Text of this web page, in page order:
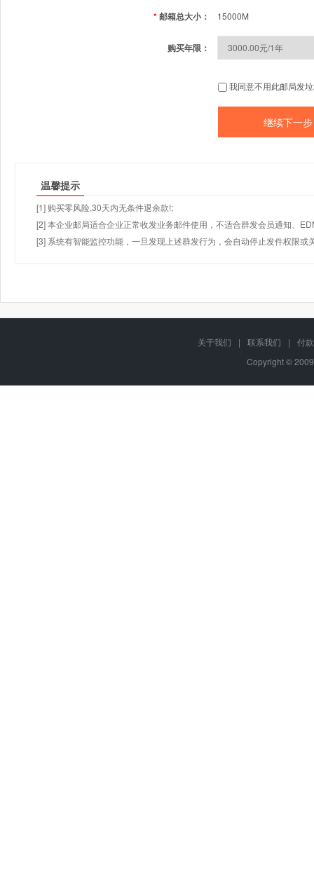
*邮箱总大小： 15000M
购买年限：
我同意不用此邮局发
温馨提示
[1] 购买零风险,30天内无条件退余款!;
[2] 本企业邮局适合企业正常收发业务邮件使用，不适合群发会员通知、
[3] 系统有智能监控功能，一旦发现上述群发行为，会自动停止发件权限或
关于我们 | 联系我们 |
付
Copyright ©